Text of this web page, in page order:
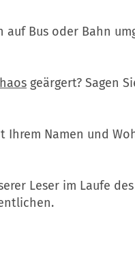
Bus oder Bahn
geärgert? Sagen
Ihrem Namen und
Leser im Laufe des